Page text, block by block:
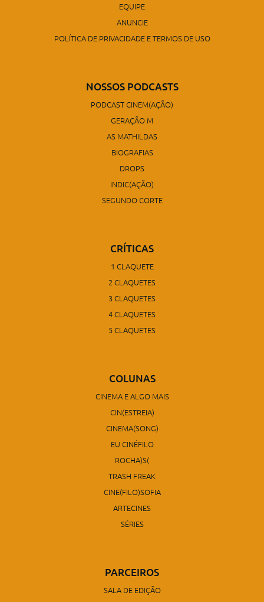
EQUIPE
ANUNCIE
POLÍTICA DE PRIVACIDADE E TERMOS DE USO
NOSSOS PODCASTS
PODCAST CINEM(AÇÃO)
GERAÇÃO M
AS MATHILDAS
BIOGRAFIAS
DROPS
INDIC(AÇÃO)
SEGUNDO CORTE
CRÍTICAS
1 CLAQUETE
2 CLAQUETES
3 CLAQUETES
4 CLAQUETES
5 CLAQUETES
COLUNAS
CINEMA E ALGO MAIS
CIN(ESTREIA)
CINEMA(SONG)
EU CINÉFILO
ROCHA)S(
TRASH FREAK
CINE(FILO)SOFIA
ARTECINES
SÉRIES
PARCEIROS
SALA DE EDIÇÃO